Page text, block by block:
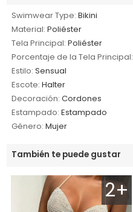
Swimwear Type: Bikini
Material: Poliéster
Tela Principal: Poliéster
Porcentaje de la Tela Principal:
Estilo: Sensual
Escote: Halter
Decoración: Cordones
Estampado: Estampado
Género: Mujer
También te puede gustar
2+